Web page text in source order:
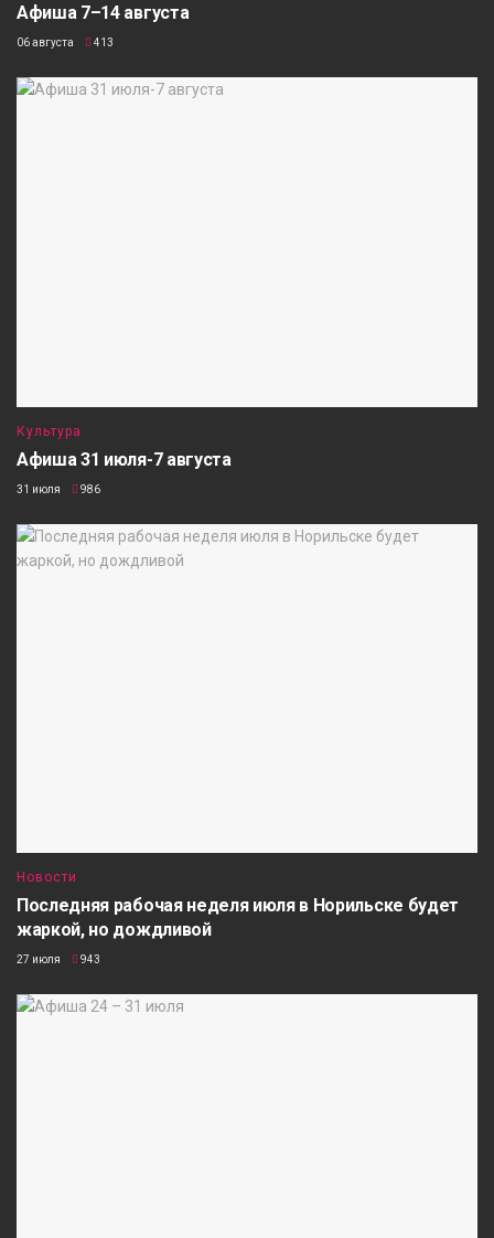
Афиша 7–14 августа
06 августа 413
Культура
Афиша 31 июля-7 августа
31 июля 986
Новости
Последняя рабочая неделя июля в Норильске будет
жаркой, но дождливой
27 июля 943